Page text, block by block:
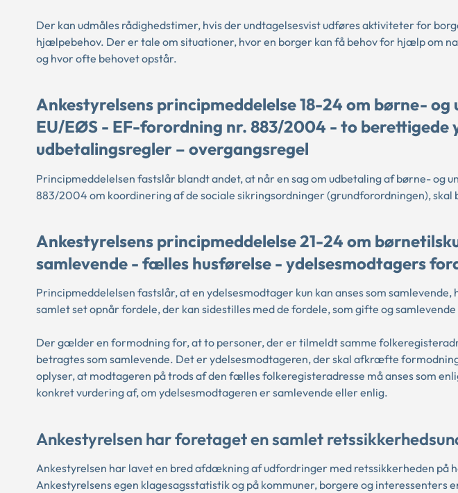
Der kan udmåles rådighedstimer, hvis der undtagelsesvist udføres aktiviteter for
hjælpebehov. Der er tale om situationer, hvor en borger kan få behov for hjælp om
og hvor ofte behovet opstår.
Ankestyrelsens principmeddelelse 18-24 om børne- og
EU/EØS - EF-forordning nr. 883/2004 - to berettigede
udbetalingsregler – overgangsregel
Principmeddelelsen fastslår blandt andet, at når en sag om udbetaling af børne- og
883/2004 om koordinering af de sociale sikringsordninger (grundforordningen), skal
Ankestyrelsens principmeddelelse 21-24 om
samlevende - fælles husførelse - ydelsesmodtagers
Principmeddelelsen fastslår, at en ydelsesmodtager kun kan anses som
samlet set opnår fordele, der kan sidestilles med de fordele, som gifte og samlevende
Der gælder en formodning for, at to personer, der er tilmeldt samme
betragtes som samlevende. Det er ydelsesmodtageren, der skal afkræfte
oplyser, at modtageren på trods af den fælles folkeregisteradresse må anses som
konkret vurdering af, om ydelsesmodtageren er samlevende eller enlig.
Ankestyrelsen har foretaget en samlet
Ankestyrelsen har lavet en bred afdækning af udfordringer med retssikkerheden på
Ankestyrelsens egen klagesagsstatistik og på kommuner, borgere og